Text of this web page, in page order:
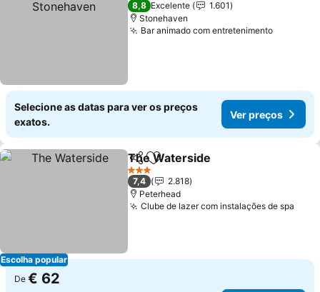
8,8 Excelente
1.601
Stonehaven
Bar animado com entretenimento
Selecione as datas para ver os preços
exatos.
Ver preços
Escolha popular
PartilharAdicionar aos favoritos
The Waterside
3 Estrelas
7,4
2.818
Peterhead
Clube de lazer com instalações de spa
De € 62